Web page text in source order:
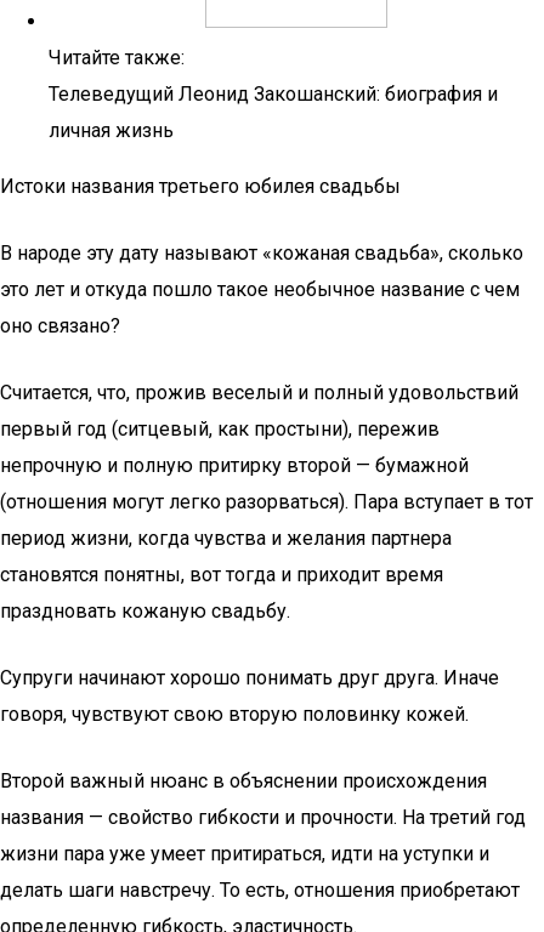
Читайте также:
Телеведущий Леонид Закошанский: биография и
личная жизнь
Истоки названия третьего юбилея свадьбы
В народе эту дату называют «кожаная свадьба», сколько
это лет и откуда пошло такое необычное название с чем
оно связано?
Считается, что, прожив веселый и полный удовольствий
первый год (ситцевый, как простыни), пережив
непрочную и полную притирку второй — бумажной
(отношения могут легко разорваться). Пара вступает в тот
период жизни, когда чувства и желания партнера
становятся понятны, вот тогда и приходит время
праздновать кожаную свадьбу.
Супруги начинают хорошо понимать друг друга. Иначе
говоря, чувствуют свою вторую половинку кожей.
Второй важный нюанс в объяснении происхождения
названия — свойство гибкости и прочности. На третий год
жизни пара уже умеет притираться, идти на уступки и
делать шаги навстречу. То есть, отношения приобретают
определенную гибкость, эластичность.